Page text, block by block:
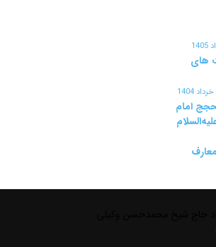
های
امام